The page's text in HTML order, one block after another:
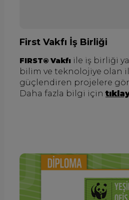
First Vakfı İş Birliği
FIRST® Vakfıile iş birliği
bilim ve teknolojiye olan
güçlendiren projelere
Daha fazla bilgi için